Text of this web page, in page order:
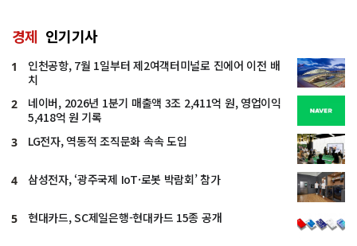
경제 인기기사
1
인천공항, 7월 1일부터 제2여객터미널로 진에어 이전 배
치
2
네이버, 2026년 1분기 매출액 3조 2,411억 원, 영업이익
5,418억 원 기록
3 LG전자, 역동적 조직문화 속속 도입
4 삼성전자, ‘광주국제 IoT·로봇 박람회’ 참가
5 현대카드, SC제일은행-현대카드 15종 공개